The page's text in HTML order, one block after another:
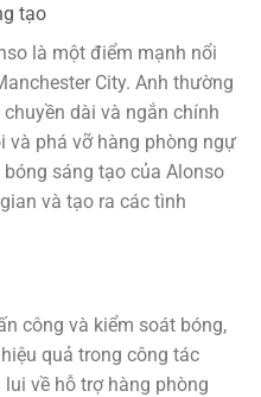
tạo
là một điểm mạnh nổi
City. Anh thường
dài và ngắn chính
và phá vỡ hàng phòng ngự
sáng tạo của Alonso
và tạo ra các tình
công và kiểm soát bóng,
quả trong công tác
về hỗ trợ hàng phòng